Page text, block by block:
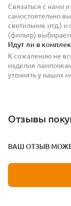
Связаться с нами
самостоятельно
светильник итд.) и
(фильтр)
Идут ли в
К сожалению не
изделия
уточнять у наших
Отзывы
ВАШ ОТЗЫВ